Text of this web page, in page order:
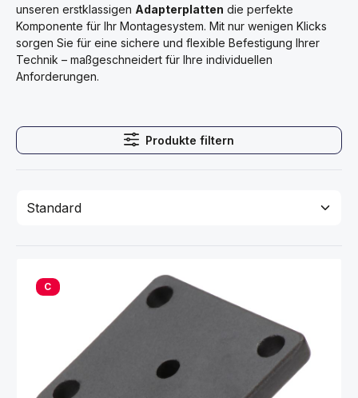
unseren erstklassigen Adapterplatten die perfekte
Komponente für Ihr Montagesystem. Mit nur wenigen Klicks
sorgen Sie für eine sichere und flexible Befestigung Ihrer
Technik – maßgeschneidert für Ihre individuellen
Anforderungen.
Produkte filtern
C